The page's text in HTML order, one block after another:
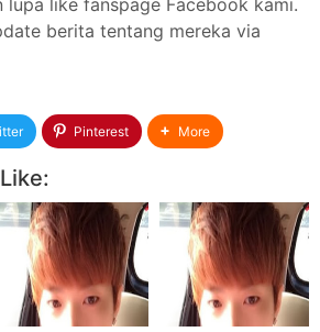
lupa like fanspage Facebook kami.
berita tentang mereka via
Pinterest More